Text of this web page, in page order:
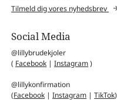
Tilmeld dig vores nyhedsbrev
Social Media
@lillybrudekjoler
( Facebook |Instagram)
@lillykonfirmation
(Facebook |Instagram |TikTok)